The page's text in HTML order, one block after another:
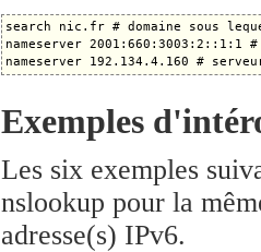
search nic.fr # domaine sous
nameserver
Exemples
Les six exemples
nslookup pour la
adresse(s) IPv6.